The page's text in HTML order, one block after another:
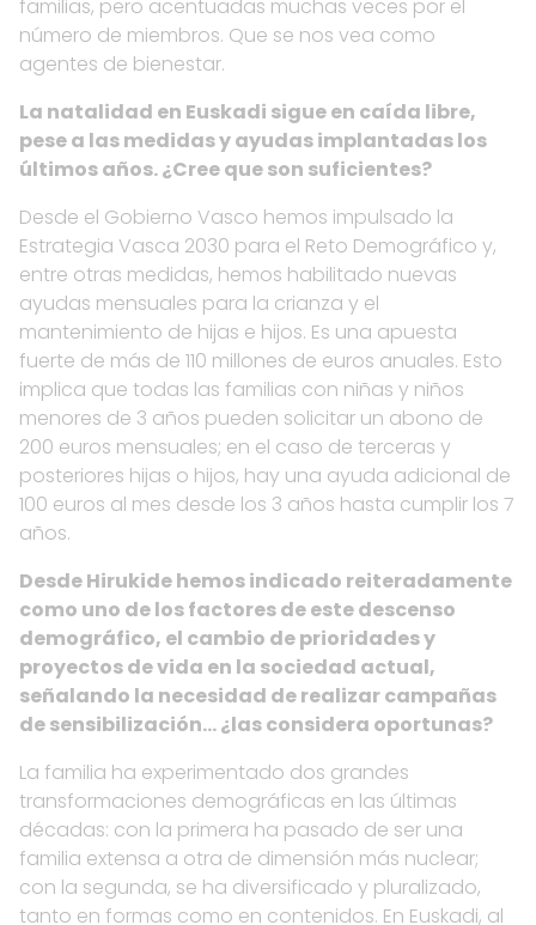
familias, pero acentuadas muchas veces por el
número de miembros. Que se nos vea como
agentes de bienestar.
La natalidad en Euskadi sigue en caída libre,
pese a las medidas y ayudas implantadas los
últimos años. ¿Cree que son suficientes?
Desde el Gobierno Vasco hemos impulsado la
Estrategia Vasca 2030 para el Reto Demográfico y,
entre otras medidas, hemos habilitado nuevas
ayudas mensuales para la crianza y el
mantenimiento de hijas e hijos. Es una apuesta
fuerte de más de 110 millones de euros anuales. Esto
implica que todas las familias con niñas y niños
menores de 3 años pueden solicitar un abono de
200 euros mensuales; en el caso de terceras y
posteriores hijas o hijos, hay una ayuda adicional de
100 euros al mes desde los 3 años hasta cumplir los 7
años.
Desde Hirukide hemos indicado reiteradamente
como uno de los factores de este descenso
demográfico, el cambio de prioridades y
proyectos de vida en la sociedad actual,
señalando la necesidad de realizar campañas
de sensibilización… ¿las considera oportunas?
La familia ha experimentado dos grandes
transformaciones demográficas en las últimas
décadas: con la primera ha pasado de ser una
familia extensa a otra de dimensión más nuclear;
con la segunda, se ha diversificado y pluralizado,
tanto en formas como en contenidos. En Euskadi, al